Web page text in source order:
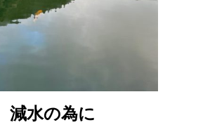
減水の為に